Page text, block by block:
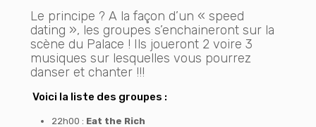
Le principe ? A la façon d’un « speed
dating », les groupes s’enchaineront sur la
scène du Palace ! Ils joueront 2 voire 3
musiques sur lesquelles vous pourrez
danser et chanter !!!
Voici la liste des groupes :
22h00 : Eat the Rich